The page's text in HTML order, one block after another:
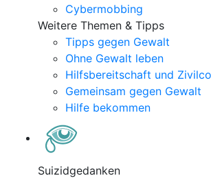
Cybermobbing
Weitere Themen & Tipps
Tipps gegen Gewalt
Ohne Gewalt leben
Hilfsbereitschaft und
Gemeinsam gegen Gewalt
Hilfe bekommen
Suizidgedanken